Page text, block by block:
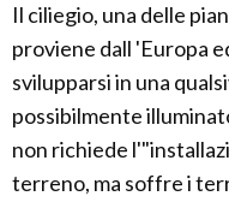
Il ciliegio, una delle
proviene dall 'Europa
svilupparsi in una
possibilmente
non richiede
terreno, ma soffre i